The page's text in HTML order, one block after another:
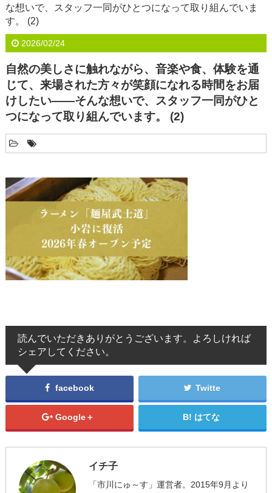
な想いで、スタッフ一同がひとつになって取り組んでいま
す。 (2)
2026/02/24
自然の美しさに触れながら、音楽や食、体験を通
じて、来場された方々が笑顔になれる時間をお届
けしたい――そんな想いで、スタッフ一同がひと
つになって取り組んでいます。 (2)
読んでいただきありがとうございます。よろしければ
シェアしてください。
facebook Twitte
Google＋ はてな
イチ子
「市川にゅ～す」運営者。2015年9月より